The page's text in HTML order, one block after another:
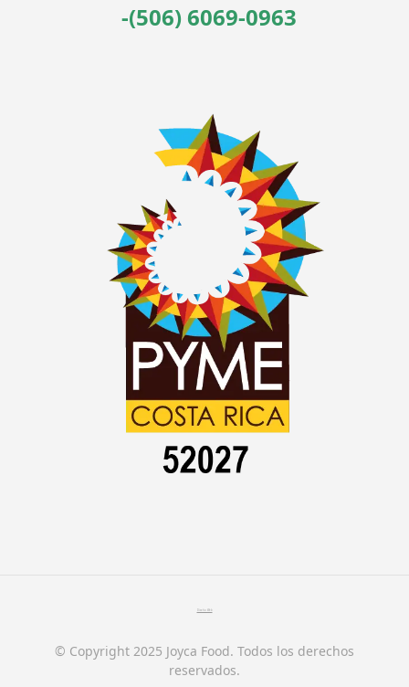
-(506) 6069-0963
© Copyright 2025 Joyca Food. Todos los derechos
reservados.
Diseño Web